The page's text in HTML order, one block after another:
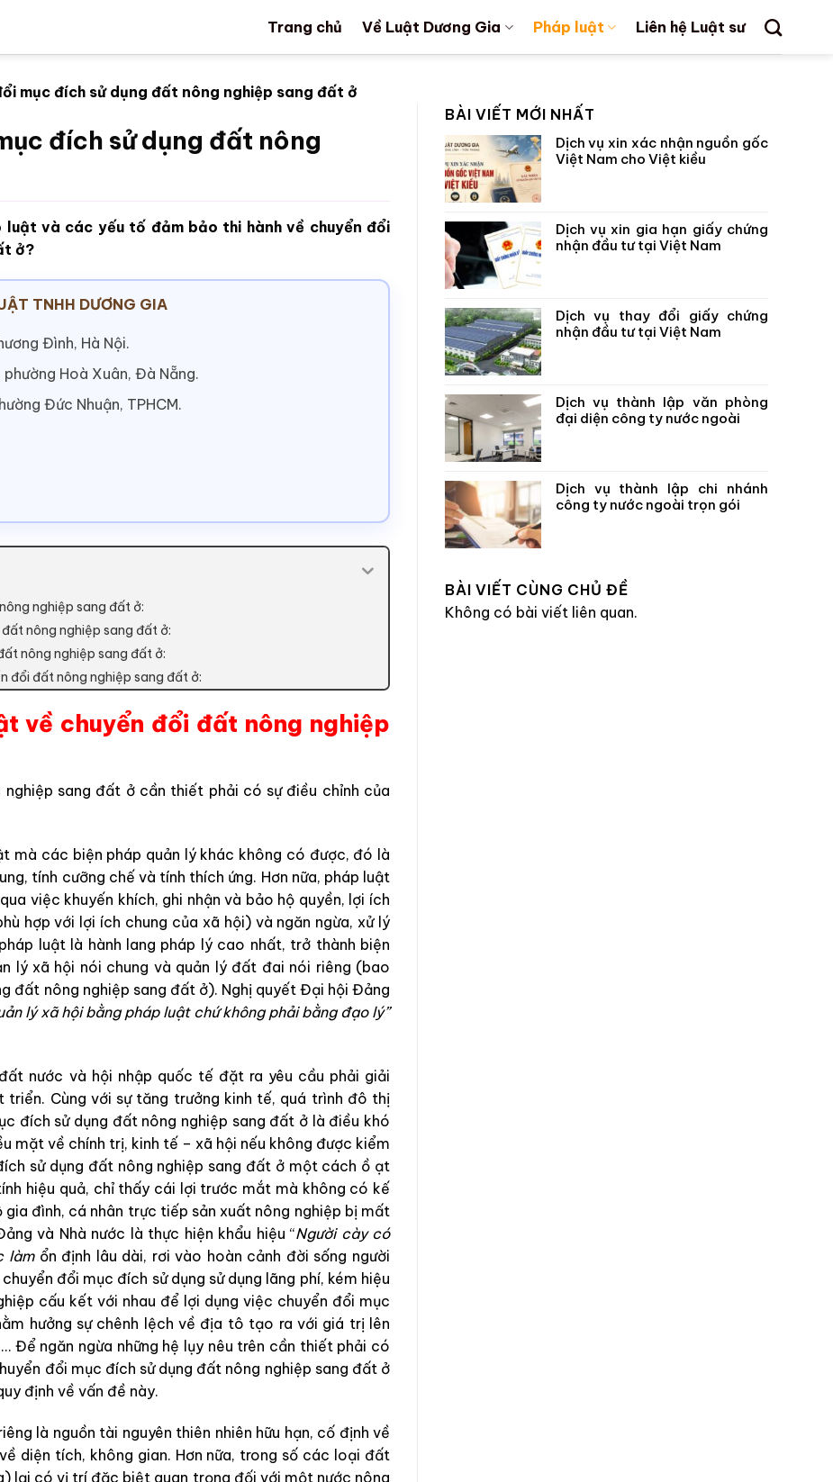
Trang chủ Về Luật Dương Gia Pháp luật Liên hệ Luật sư
mục đích sử dụng đất nông nghiệp sang đất ở
đích sử dụng đất nông
luật và các yếu tố đảm bảo thi hành về chuyển đổi
ở?
TNHH DƯƠNG GIA
Đình, Hà Nội.
phường Hoà Xuân, Đà Nẵng.
Đức Nhuận, TPHCM.
nghiệp sang đất ở:
nông nghiệp sang đất ở:
nông nghiệp sang đất ở:
đổi đất nông nghiệp sang đất ở:
về chuyển đổi đất nông nghiệp
nghiệp sang đất ở cần thiết phải có sự điều chỉnh của
mà các biện pháp quản lý khác không có được, đó là
tính cưỡng chế và tính thích ứng. Hơn nữa, pháp luật
việc khuyến khích, ghi nhận và bảo hộ quyền, lợi ích
hợp với lợi ích chung của xã hội) và ngăn ngừa, xử lý
luật là hành lang pháp lý cao nhất, trở thành biện
lý xã hội nói chung và quản lý đất đai nói riêng (bao
đất nông nghiệp sang đất ở). Nghị quyết Đại hội Đảng
lý xã hội bằng pháp luật chứ không phải bằng đạo lý”
nước và hội nhập quốc tế đặt ra yêu cầu phải giải
Cùng với sự tăng trưởng kinh tế, quá trình đô thị
đích sử dụng đất nông nghiệp sang đất ở là điều khó
mặt về chính trị, kinh tế – xã hội nếu không được kiểm
sử dụng đất nông nghiệp sang đất ở một cách ồ ạt
hiệu quả, chỉ thấy cái lợi trước mắt mà không có kế
đình, cá nhân trực tiếp sản xuất nông nghiệp bị mất
và Nhà nước là thực hiện khẩu hiệu “Người cày có
làm ổn định lâu dài, rơi vào hoàn cảnh đời sống người
đổi mục đích sử dụng sử dụng lãng phí, kém hiệu
cấu kết với nhau để lợi dụng việc chuyển đổi mục
hưởng sự chênh lệch về địa tô tạo ra với giá trị lên
Để ngăn ngừa những hệ lụy nêu trên cần thiết phải có
đổi mục đích sử dụng đất nông nghiệp sang đất ở
định về vấn đề này.
là nguồn tài nguyên thiên nhiên hữu hạn, cố định về
diện tích, không gian. Hơn nữa, trong số các loại đất
lại có vị trí đặc biệt quan trọng đối với một nước nông
BÀI VIẾT MỚI NHẤT
Dịch vụ xin xác nhận nguồn gốc
Việt Nam cho Việt kiều
Dịch vụ xin gia hạn giấy chứng
nhận đầu tư tại Việt Nam
Dịch vụ thay đổi giấy chứng
nhận đầu tư tại Việt Nam
Dịch vụ thành lập văn phòng
đại diện công ty nước ngoài
Dịch vụ thành lập chi nhánh
công ty nước ngoài trọn gói
BÀI VIẾT CÙNG CHỦ ĐỀ
Không có bài viết liên quan.